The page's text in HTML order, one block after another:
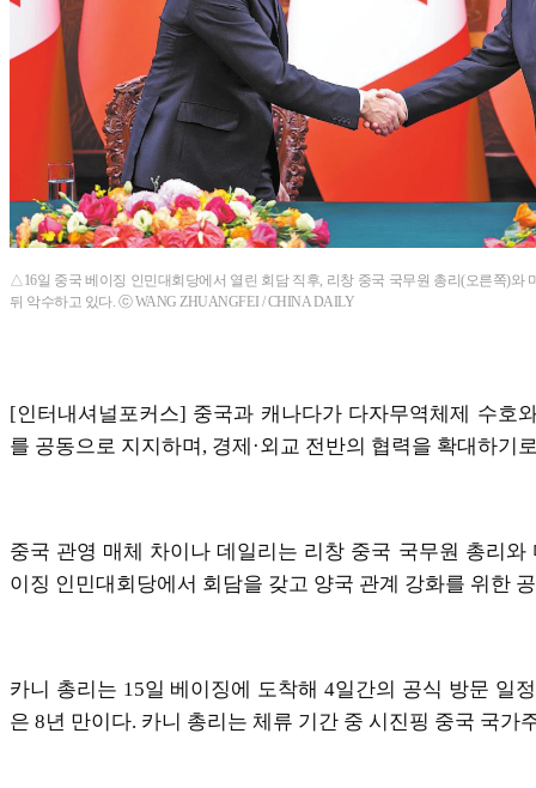
△16일 중국 베이징 인민대회당에서 열린 회담 직후, 리창 중국 국무원 총리(오른쪽)와
뒤 악수하고 있다. ⓒ WANG ZHUANGFEI / CHINA DAILY
[인터내셔널포커스] 중국과 캐나다가 다자무역체제 수호
를 공동으로 지지하며, 경제·외교 전반의 협력을 확대하기
중국 관영 매체 차이나 데일리는 리창 중국 국무원 총리
이징 인민대회당에서 회담을 갖고 양국 관계 강화를 위한
카니 총리는 15일 베이징에 도착해 4일간의 공식 방문 일
은 8년 만이다. 카니 총리는 체류 기간 중 시진핑 중국 국가